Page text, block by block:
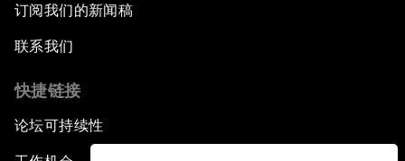
订阅我们的新闻稿
联系我们
快捷链接
论坛可持续性